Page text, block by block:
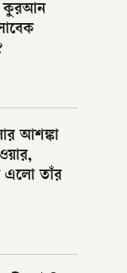
কুরআন
আশঙ্কা
এলো তাঁর